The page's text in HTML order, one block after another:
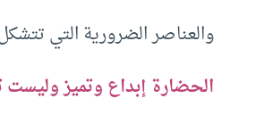
والعناصر الضرورية التي
الحضارة إبداع وتميز وليست